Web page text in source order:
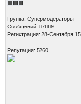
Группа: Супермодераторы
Сообщений: 87889
Регистрация: 28-Сентября 15
Репутация: 5260